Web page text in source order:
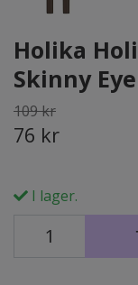
Holika
Skinny
109 kr
76 kr
I lager.